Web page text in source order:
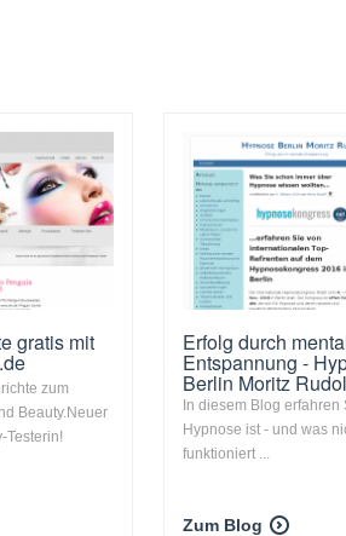
gratis mit
zum
Beauty.Neuer
Testerin!
Erfolg durch
Entspannung -
Berlin Moritz
In diesem Blog erfahren
Hypnose ist - und was
funktioniert ...
Zum Blog